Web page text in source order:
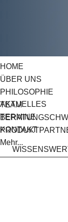
HOME
ÜBER UNS
PHILOSOPHIE
TEAM
AKTUELLES
TERMINE
KONTAKT
Mehr...